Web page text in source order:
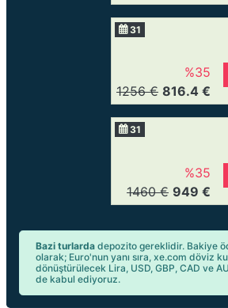
31
%35
1256 € 816.4 €
31
%35
1460 € 949 €
Bazi turlarda depozito gereklidir. Bakiye
olarak; Euro'nun yanı sıra, xe.com döviz
dönüştürülecek Lira, USD, GBP, CAD ve
de kabul ediyoruz.